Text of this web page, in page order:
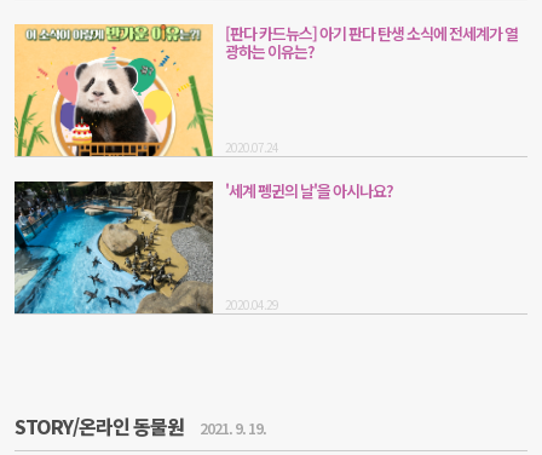
[판다 카드뉴스] 아기 판다 탄생 소식에 전세계가 열
광하는 이유는?
2020.07.24
'세계 펭귄의 날'을 아시나요?
2020.04.29
STORY/온라인 동물원 2021. 9. 19.